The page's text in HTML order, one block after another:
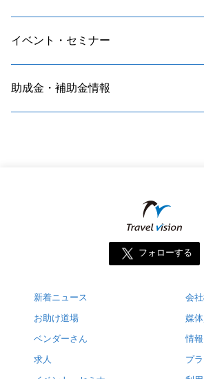
イベント・セミナー
助成金・補助金情報
フォローする
新着ニュース
お助け道場
ベンダーさん
求人
会
媒
情
プ